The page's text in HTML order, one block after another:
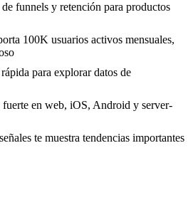
funnels y retención para productos
100K usuarios activos mensuales,
para explorar datos de
en web, iOS, Android y server-
te muestra tendencias importantes